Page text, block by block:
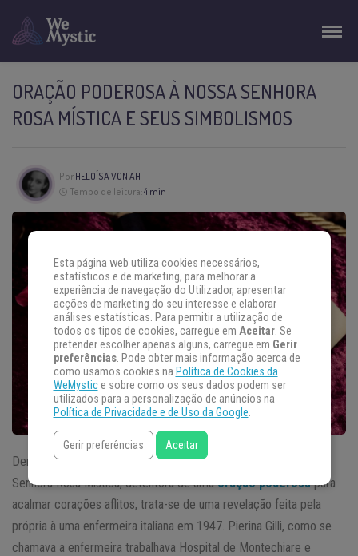
ORAÇÃO PODEROSA À NOSSA SENHORA
ROSA MÍSTICA E SEUS SIMBOLISMOS
Por HELOÍSA VON AH
Tempo de leitura:4 min
Dentre um dos muitos títulos atribuídos à Virgem Maria, Nossa
Senhora Rosa Mística, detentora de umaoração poderosa para
acalmar corações aflitos, trata-se de uma revelação feita pela
própria à uma enfermeira italiana em 1947. Pierina Gilli, como se
chamava a enfermeira trabalhava Hospital de Montechiare e
Esta página web utiliza cookies necessários,
estatísticos e de marketing, para melhorar a
experiência de navegação do Utilizador, apresentar
acções de marketing do seu interesse e elaborar
análises estatísticas. Para permitir a utilização de
todos os tipos de cookies, carregue em Aceitar. Se
pretender escolher apenas alguns, carregue em Gerir
preferências. Pode obter mais informação acerca de
como usamos cookies na Política de Cookies da
WeMystice sobre como os seus dados podem ser
utilizados para a personalização de anúncios na
Política de Privacidade e de Uso da Google.
Gerir preferências Aceitar